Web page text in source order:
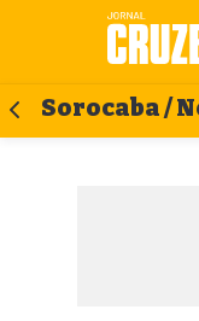
Sorocaba /